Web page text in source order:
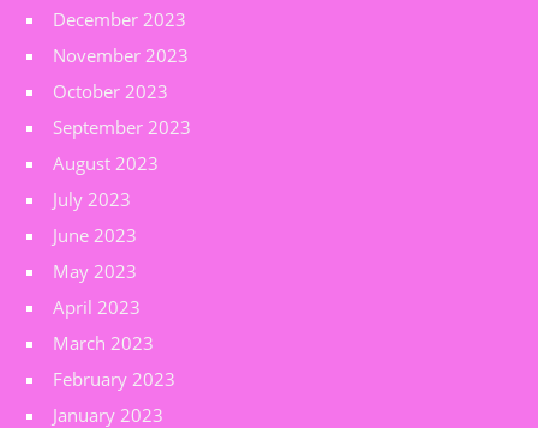
December 2023
November 2023
October 2023
September 2023
August 2023
July 2023
June 2023
May 2023
April 2023
March 2023
February 2023
January 2023